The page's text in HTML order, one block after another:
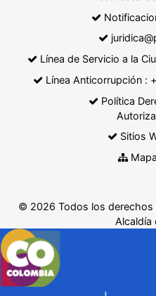
Línea de Servicio a la
Línea Anticorrupción :
Política
Sitios
© 2026 Todos los derechos
Alcaldía